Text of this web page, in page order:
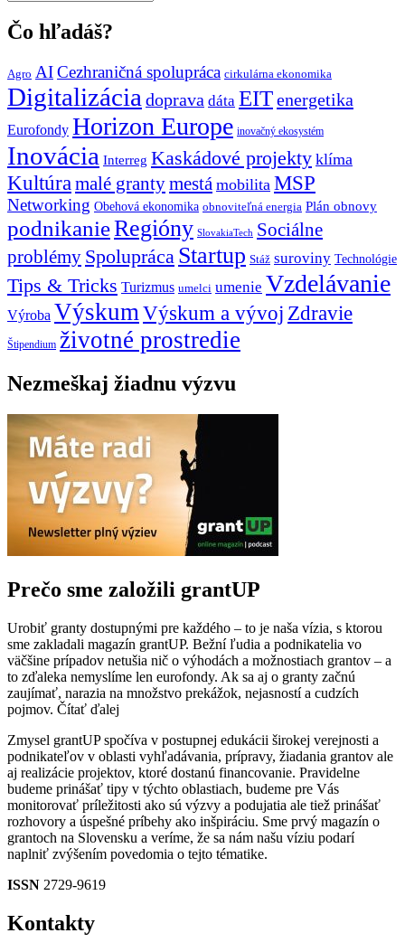
grantUP
Čo hľadáš?
Agro AICezhraničná spolupráca cirkulárna ekonomika
Digitalizácia doprava dáta EITenergetika
Eurofondy Horizon Europe inovačný ekosystém
Inovácia Interreg Kaskádové projekty klíma
Kultúra malé grantymestá mobilita MSP
Networking Obehová ekonomika obnoviteľná energia Plán obnovy
podnikanieRegióny SlovakiaTech Sociálne
problémy Spolupráca Startup Stáž suroviny Technológie
Tips & Tricks Turizmus umelci umenie Vzdelávanie
Výroba Výskum Výskum a vývoj Zdravie
Štipendium životné prostredie
Nezmeškaj žiadnu výzvu
Prečo sme založili grantUP
Urobiť granty dostupnými pre každého – to je naša vízia, s ktorou
sme zakladali magazín grantUP. Bežní ľudia a podnikatelia vo
väčšine prípadov netušia nič o výhodách a možnostiach grantov – a
to zďaleka nemyslíme len eurofondy. Ak sa aj o granty začnú
zaujímať, narazia na množstvo prekážok, nejasností a cudzích
pojmov. Čítať ďalej
Zmysel grantUP spočíva v postupnej edukácii širokej verejnosti a
podnikateľov v oblasti vyhľadávania, prípravy, žiadania grantov ale
aj realizácie projektov, ktoré dostanú financovanie. Pravidelne
budeme prinášať tipy v týchto oblastiach, budeme pre Vás
monitorovať príležitosti ako sú výzvy a podujatia ale tiež prinášať
rozhovory a úspešné príbehy ako inšpiráciu. Sme prvý magazín o
grantoch na Slovensku a veríme, že sa nám našu víziu podarí
naplniť zvýšením povedomia o tejto tématike.
ISSN 2729-9619
Kontakty